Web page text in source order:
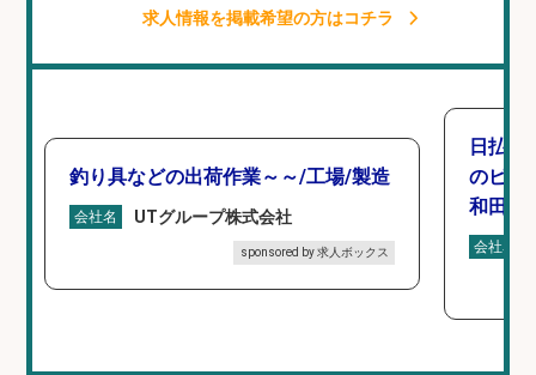
求人情報を掲載希望の方はコチラ
釣り具などの出荷作業～～/工場/製造
会社名 UTグループ株式会社
sponsored by 求人ボックス
日払い
のピッ
和田市
会社名